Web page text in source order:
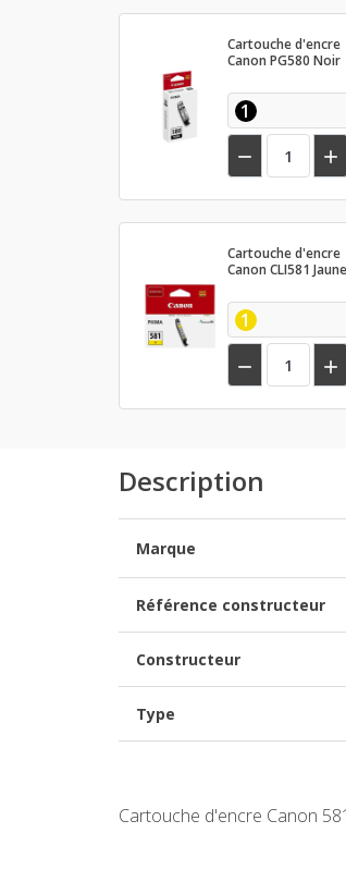
Cartouche d'encre
Canon PG580 Noir
1
 
Cartouche d'encre
Canon CLI581 Jaune
1
 
Description
Marque
Référence constructeur
Constructeur
Type
Cartouche d'encre Canon